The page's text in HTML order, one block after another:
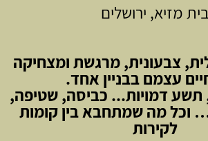
בית מזיא, ירושלים
צבעונית, מרגשת ומצחיקה
עצמם בבניין אחד.
דמויות... כביסה, שטיפה,
וכל מה שמתחבא בין קומות
לקירות